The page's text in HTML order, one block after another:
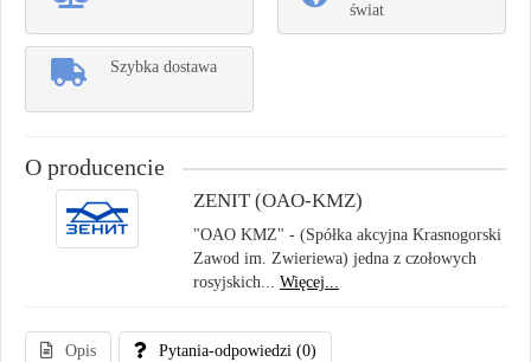
świat
Szybka dostawa
O producencie
ZENIT (OAO-KMZ)
"OAO KMZ" - (Spółka akcyjna Krasnogorski
Zawod im. Zwieriewa) jedna z czołowych
rosyjskich... Więcej...
Opis Pytania-odpowiedzi (0)